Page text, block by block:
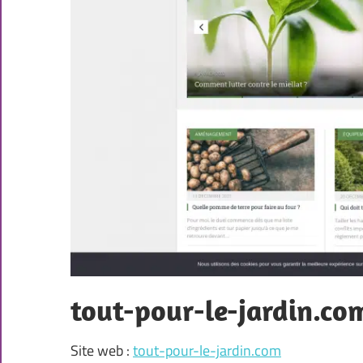
tout-pour-le-
Site web :tout-pour-le-jardin.com